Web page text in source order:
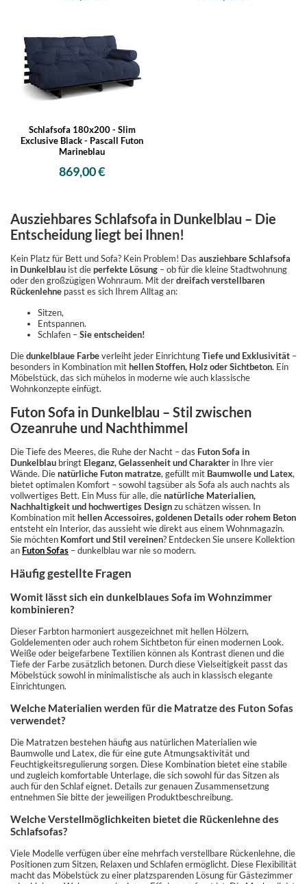
Schlafsofa 180x200 - Slim
Exclusive Black - Pascall Futon
Marineblau
869,00 €
Ausziehbares Schlafsofa in Dunkelblau – Die
Entscheidung liegt bei Ihnen!
Kein Platz für Bett und Sofa? Kein Problem! Das ausziehbare Schlafsofa
in Dunkelblau ist dieperfekte Lösung – ob für die kleine Stadtwohnung
oder den großzügigen Wohnraum. Mit derdreifach verstellbaren
Rückenlehne passt es sich Ihrem Alltag an:
Sitzen,
Entspannen.
Schlafen –Sie entscheiden!
Diedunkelblaue Farbeverleiht jeder EinrichtungTiefe und Exklusivität –
besonders in Kombination mithellen Stoffen, Holz oder Sichtbeton. Ein
Möbelstück, das sich mühelos in moderne wie auch klassische
Wohnkonzepte einfügt.
Futon Sofa in Dunkelblau – Stil zwischen
Ozeanruhe und Nachthimmel
Die Tiefe des Meeres, die Ruhe der Nacht – das Futon Sofa in
Dunkelblau bringt Eleganz, Gelassenheit und Charakter in Ihre vier
Wände. Dienatürliche Futon matratze, gefüllt mit Baumwolle und Latex,
bietet optimalen Komfort – sowohl tagsüber als Sofa als auch nachts als
vollwertiges Bett. Ein Muss für alle, dienatürliche Materialien,
Nachhaltigkeit und hochwertiges Designzu schätzen wissen. In
Kombination mithellen Accessoires, goldenen Details oder rohem Beton
entsteht ein Interior, das aussieht wie direkt aus einem Wohnmagazin.
Sie möchten Komfort und Stil vereinen? Entdecken Sie unsere Kollektion
an Futon Sofas – dunkelblau war nie so modern.
Häufig gestellte Fragen
Womit lässt sich ein dunkelblaues Sofa im Wohnzimmer
kombinieren?
Dieser Farbton harmoniert ausgezeichnet mit hellen Hölzern,
Goldelementen oder auch rohem Sichtbeton für einen modernen Look.
Weiße oder beigefarbene Textilien können als Kontrast dienen und die
Tiefe der Farbe zusätzlich betonen. Durch diese Vielseitigkeit passt das
Möbelstück sowohl in minimalistische als auch in klassisch elegante
Einrichtungen.
Welche Materialien werden für die Matratze des Futon Sofas
verwendet?
Die Matratzen bestehen häufig aus natürlichen Materialien wie
Baumwolle und Latex, die für eine gute Atmungsaktivität und
Feuchtigkeitsregulierung sorgen. Diese Kombination bietet eine stabile
und zugleich komfortable Unterlage, die sich sowohl für das Sitzen als
auch für den Schlaf eignet. Details zur genauen Zusammensetzung
entnehmen Sie bitte der jeweiligen Produktbeschreibung.
Welche Verstellmöglichkeiten bietet die Rückenlehne des
Schlafsofas?
Viele Modelle verfügen über eine mehrfach verstellbare Rückenlehne, die
Positionen zum Sitzen, Relaxen und Schlafen ermöglicht. Diese Flexibilität
macht das Möbelstück zu einer platzsparenden Lösung für Gästezimmer